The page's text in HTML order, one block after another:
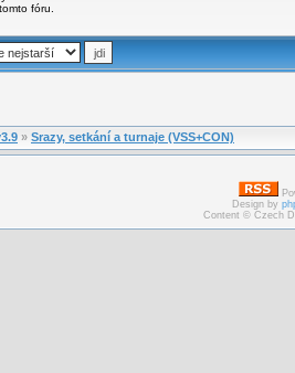
fóru.
» Srazy, setkání a turnaje (VSS+CON)
Design by
Content © Czech